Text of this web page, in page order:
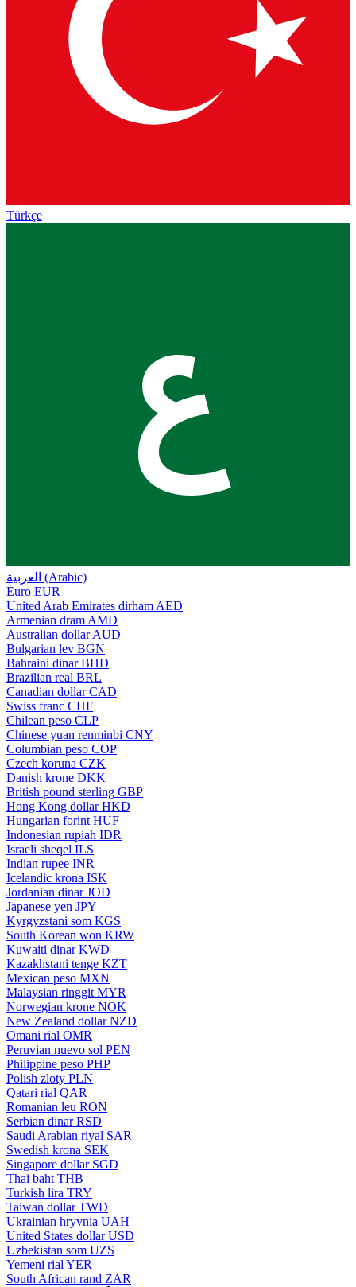
Türkçe
ع
العربية (Arabic)
Euro EUR
United Arab Emirates dirham AED
Armenian dram AMD
Australian dollar AUD
Bulgarian lev BGN
Bahraini dinar BHD
Brazilian real BRL
Canadian dollar CAD
Swiss franc CHF
Chilean peso CLP
Chinese yuan renminbi CNY
Columbian peso COP
Czech koruna CZK
Danish krone DKK
British pound sterling GBP
Hong Kong dollar HKD
Hungarian forint HUF
Indonesian rupiah IDR
Israeli sheqel ILS
Indian rupee INR
Icelandic krona ISK
Jordanian dinar JOD
Japanese yen JPY
Kyrgyzstani som KGS
South Korean won KRW
Kuwaiti dinar KWD
Kazakhstani tenge KZT
Mexican peso MXN
Malaysian ringgit MYR
Norwegian krone NOK
New Zealand dollar NZD
Omani rial OMR
Peruvian nuevo sol PEN
Philippine peso PHP
Polish zloty PLN
Qatari rial QAR
Romanian leu RON
Serbian dinar RSD
Saudi Arabian riyal SAR
Swedish krona SEK
Singapore dollar SGD
Thai baht THB
Turkish lira TRY
Taiwan dollar TWD
Ukrainian hryvnia UAH
United States dollar USD
Uzbekistan som UZS
Yemeni rial YER
South African rand ZAR